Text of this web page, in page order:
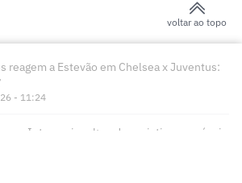
voltar ao topo
reagem a Estevão em Chelsea x Juventus:
- 11:24
x Internacional: onde assistir e prováveis